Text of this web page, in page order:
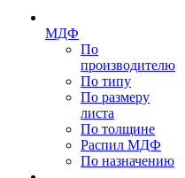
МДФ
По
производителю
По типу
По размеру
листа
По толщине
Распил МДФ
По назначению